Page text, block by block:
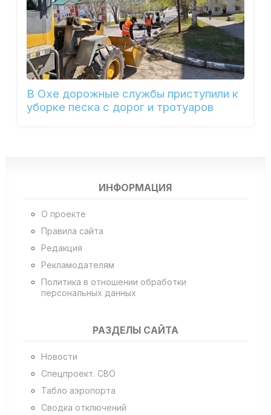
В Охе дорожные службы приступили к
уборке песка с дорог и тротуаров
ИНФОРМАЦИЯ
О проекте
Правила сайта
Редакция
Рекламодателям
Политика в отношении обработки
персональных данных
РАЗДЕЛЫ САЙТА
Новости
Спецпроект. СВО
Табло аэропорта
Сводка отключений